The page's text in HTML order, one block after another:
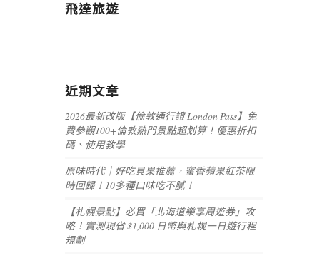
飛達旅遊
近期文章
2026最新改版【倫敦通行證 London Pass】免
費參觀100+倫敦熱門景點超划算！優惠折扣
碼、使用教學
原味時代｜好吃貝果推薦，蜜香蘋果紅茶限
時回歸！10多種口味吃不膩！
【札幌景點】必買「北海道樂享周遊券」攻
略！實測現省 $1,000 日幣與札幌一日遊行程
規劃